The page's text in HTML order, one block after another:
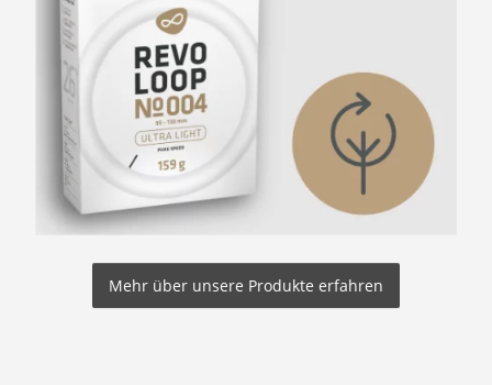
Mehr über unsere Produkte erfahren